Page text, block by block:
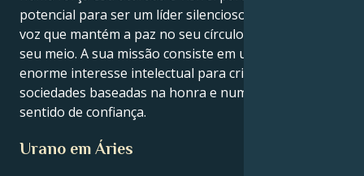
potencial para ser um líder silencioso, uma grande
voz que mantém a paz no seu círculo de amigos e no
seu meio. A sua missão consiste em utilizar o seu
enorme interesse intelectual para criar relações e
sociedades baseadas na honra e num profundo
sentido de confiança.
Urano em Áries